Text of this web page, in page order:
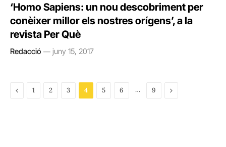
‘Homo Sapiens: un nou descobriment per
conèixer millor els nostres orígens’, a la
revista Per Què
Redacció juny 15, 2017
Previous
1 2 3 4 5 6 … 9 Next